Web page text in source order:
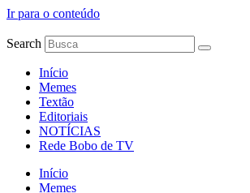
Ir para o conteúdo
Search
Início
Memes
Textão
Editoriais
NOTÍCIAS
Rede Bobo de TV
Início
Memes